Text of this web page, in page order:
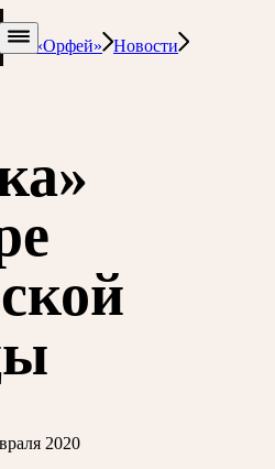
«Орфей»
Новости
2020